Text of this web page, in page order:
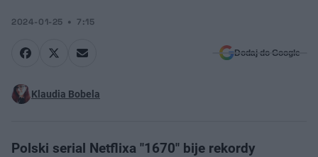
2024-01-25 7:15
Dodaj do Google
Klaudia Bobela
Polski serial Netflixa "1670" bije rekordy